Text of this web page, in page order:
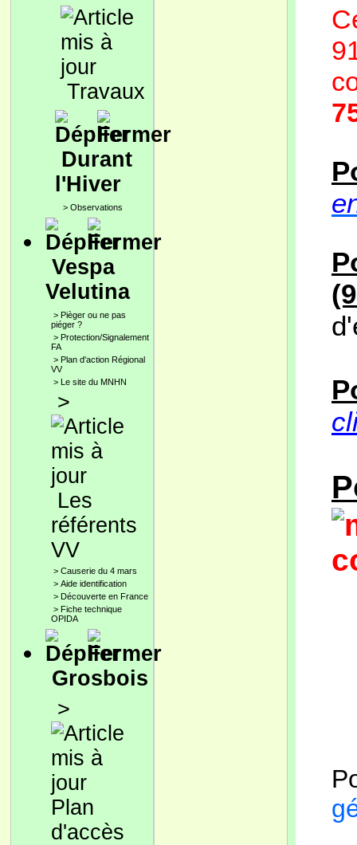
Travaux
Durant
l'Hiver
> Observations
Vespa
Velutina
> Pièger ou ne pas
piéger ?
> Protection/Signalement
FA
> Plan d'action Régional
VV
> Le site du MNHN
>
Les
référents
VV
> Causerie du 4 mars
> Aide identification
> Découverte en France
> Fiche technique
OPIDA
Grosbois
>
Plan
d'accès